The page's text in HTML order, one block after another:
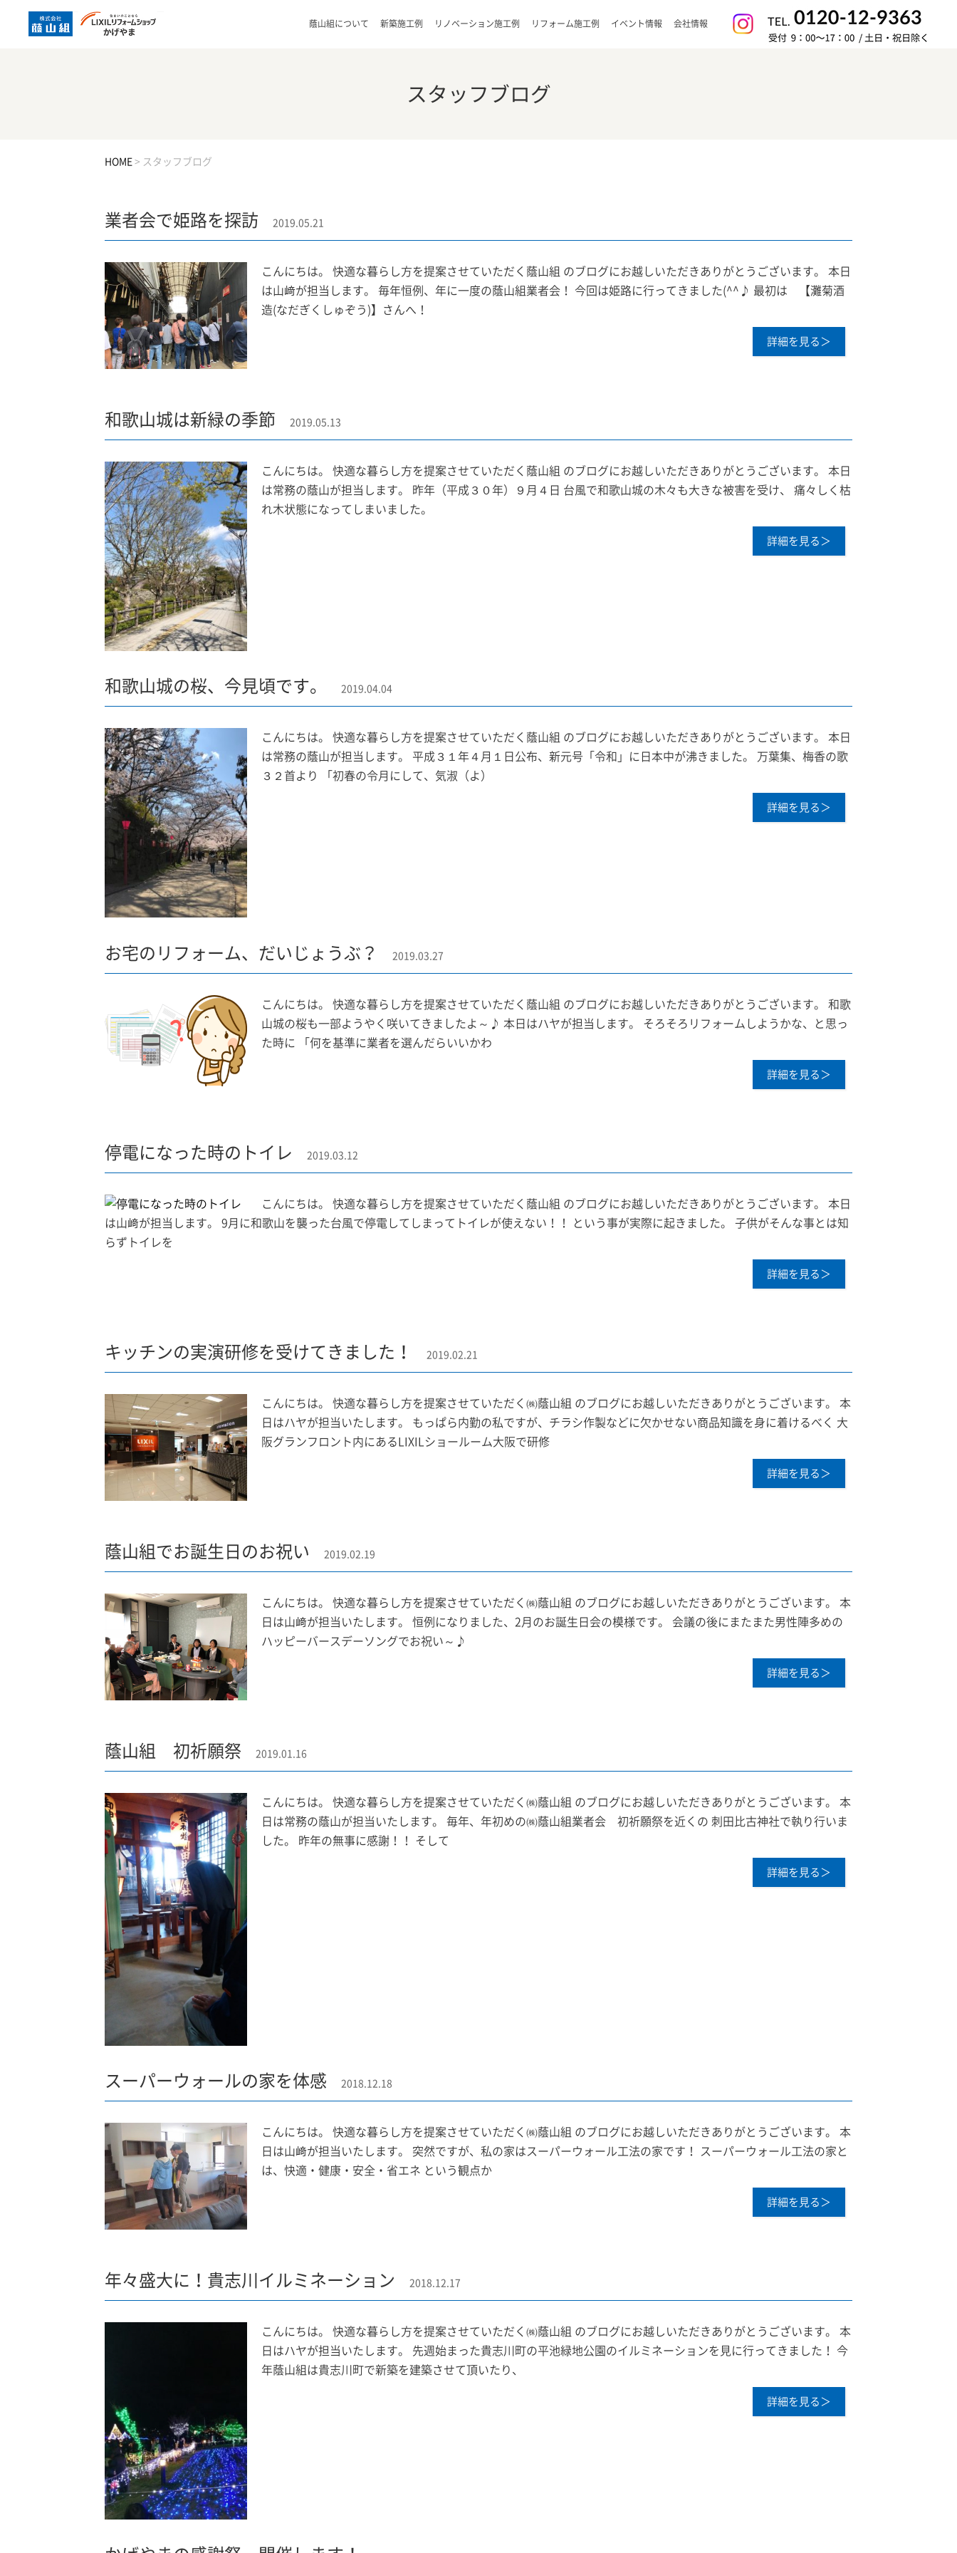
蔭山組について 新築施工例 リノベーション施工例 リフォーム施工例 イベント情報 会社情報
スタッフブログ
HOME > スタッフブログ
業者会で姫路を探訪 2019.05.21
こんにちは。 快適な暮らし方を提案させていただく蔭山組 のブログにお越しいただきありがとうございます。 本日
は山﨑が担当します。 毎年恒例、年に一度の蔭山組業者会！ 今回は姫路に行ってきました(^^♪ 最初は 【灘菊酒
造(なだぎくしゅぞう)】さんへ！
詳細を見る＞
和歌山城は新緑の季節 2019.05.13
こんにちは。 快適な暮らし方を提案させていただく蔭山組 のブログにお越しいただきありがとうございます。 本日
は常務の蔭山が担当します。 昨年（平成３０年）９月４日 台風で和歌山城の木々も大きな被害を受け、 痛々しく枯
れ木状態になってしまいました。
詳細を見る＞
和歌山城の桜、今見頃です。 2019.04.04
こんにちは。 快適な暮らし方を提案させていただく蔭山組 のブログにお越しいただきありがとうございます。 本日
は常務の蔭山が担当します。 平成３１年４月１日公布、新元号「令和」に日本中が沸きました。 万葉集、梅香の歌
３２首より 「初春の令月にして、気淑（よ）
詳細を見る＞
お宅のリフォーム、だいじょうぶ？ 2019.03.27
こんにちは。 快適な暮らし方を提案させていただく蔭山組 のブログにお越しいただきありがとうございます。 和歌
山城の桜も一部ようやく咲いてきましたよ～♪ 本日はハヤが担当します。 そろそろリフォームしようかな、と思っ
た時に 「何を基準に業者を選んだらいいかわ
詳細を見る＞
停電になった時のトイレ 2019.03.12
こんにちは。 快適な暮らし方を提案させていただく蔭山組 のブログにお越しいただきありがとうございます。 本日
は山﨑が担当します。 9月に和歌山を襲った台風で停電してしまってトイレが使えない！！ という事が実際に起きました。 子供がそんな事とは知
らずトイレを
詳細を見る＞
キッチンの実演研修を受けてきました！ 2019.02.21
こんにちは。 快適な暮らし方を提案させていただく㈱蔭山組 のブログにお越しいただきありがとうございます。 本
日はハヤが担当いたします。 もっぱら内勤の私ですが、チラシ作製などに欠かせない商品知識を身に着けるべく 大
阪グランフロント内にあるLIXILショールーム大阪で研修
詳細を見る＞
蔭山組でお誕生日のお祝い 2019.02.19
こんにちは。 快適な暮らし方を提案させていただく㈱蔭山組 のブログにお越しいただきありがとうございます。 本
日は山﨑が担当いたします。 恒例になりました、2月のお誕生日会の模様です。 会議の後にまたまた男性陣多めの
ハッピーバースデーソングでお祝い～♪
詳細を見る＞
蔭山組 初祈願祭 2019.01.16
こんにちは。 快適な暮らし方を提案させていただく㈱蔭山組 のブログにお越しいただきありがとうございます。 本
日は常務の蔭山が担当いたします。 毎年、年初めの㈱蔭山組業者会 初祈願祭を近くの 刺田比古神社で執り行いま
した。 昨年の無事に感謝！！ そして
詳細を見る＞
スーパーウォールの家を体感 2018.12.18
こんにちは。 快適な暮らし方を提案させていただく㈱蔭山組 のブログにお越しいただきありがとうございます。 本
日は山﨑が担当いたします。 突然ですが、私の家はスーパーウォール工法の家です！ スーパーウォール工法の家と
は、快適・健康・安全・省エネ という観点か
詳細を見る＞
年々盛大に！貴志川イルミネーション 2018.12.17
こんにちは。 快適な暮らし方を提案させていただく㈱蔭山組 のブログにお越しいただきありがとうございます。 本
日はハヤが担当いたします。 先週始まった貴志川町の平池緑地公園のイルミネーションを見に行ってきました！ 今
年蔭山組は貴志川町で新築を建築させて頂いたり、
詳細を見る＞